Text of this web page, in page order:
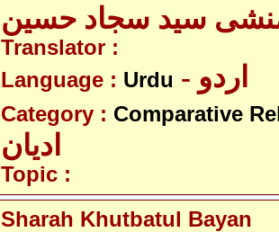
سید سجاد حسین
Translator :
Language : Urdu - اردو
Category : Comparative
ادیان
Topic :
Sharah Khutbatul Bayan